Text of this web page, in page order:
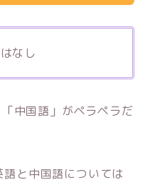
なし
中国語」がペラペラだ
と中国語については